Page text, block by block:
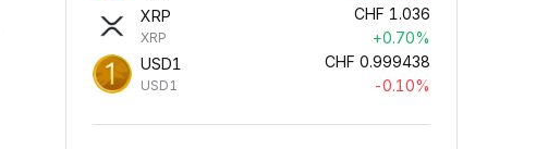
XRP
XRP
CHF 1.036
+0.70%
USD1
USD1
CHF 0.999438
-0.10%